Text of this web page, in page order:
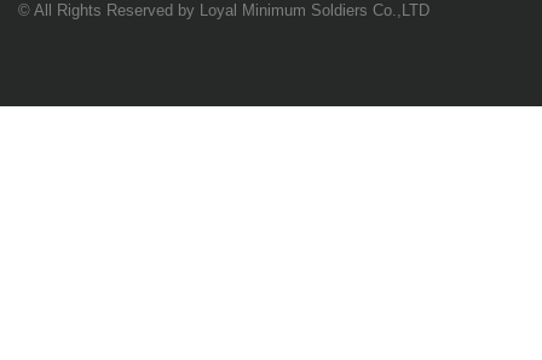
© All Rights Reserved by Loyal Minimum Soldiers Co.,LTD